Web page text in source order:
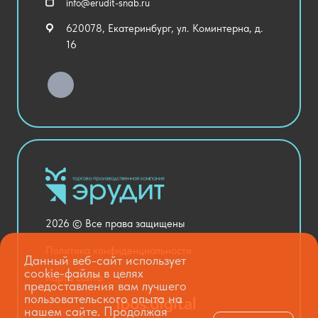
Уличное оборудование
Хозяйственные Товары
Столовая и пищеблок
Оснащение кабинетов
Медицинский кабинет
Национальные проекты
info@erudit-snab.ru
620078, Екатеринбург, ул. Коминтерна, д.
16
2026 © Все права защищены
Карта сайта
Данный веб-сайт использует
cookie-файлы в целях
предоставления вам лучшего
пользовательского опыта на
нашем сайте. Продолжая